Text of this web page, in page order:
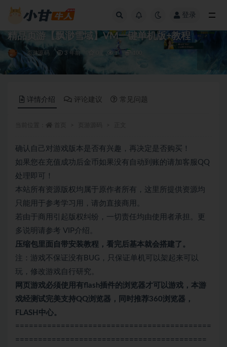
登录
精品页游【飘渺雪域】VM一键单机版+教程
页游源码 3 年前 1
详情介绍 评论建议 常见问题
确认自己对游戏版本是否有兴趣，再决定是否购买！
如果您在充值成功后金币如果没有自动到账的请加客服QQ
处理即可！
本站所有资源版权均属于原作者所有，这里所提供资源均
只能用于参考学习用，请勿直接商用。
若由于商用引起版权纠纷，一切责任均由使用者承担。更
多说明请参考 VIP介绍。
压缩包里面自带安装教程，看完后基本就会搭建了。
注：游戏不保证没有BUG，只保证单机可以架起来可以
玩，修改游戏自行研究。
网页游戏必须使用有flash插件的浏览器才可以游戏，本游
戏经测试完美支持QQ浏览器，同时推荐360浏览器，
FLASH中心。
===========================================
==========================================